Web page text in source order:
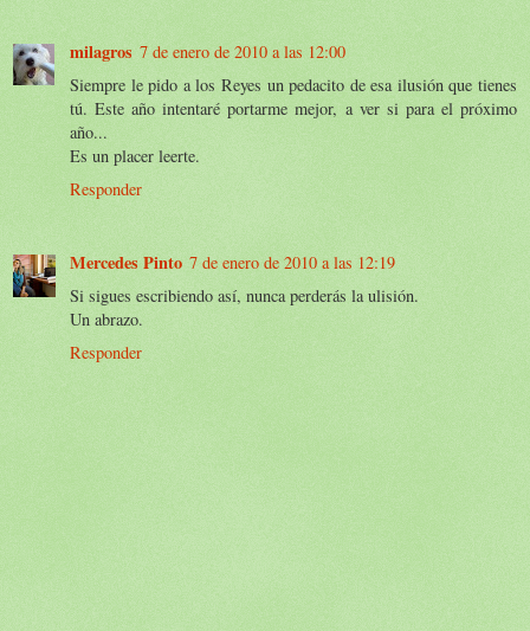
milagros 7 de enero de 2010 a las 12:00
Siempre le pido a los Reyes un pedacito de esa ilusión que tienes
tú. Este año intentaré portarme mejor, a ver si para el próximo
año...
Es un placer leerte.
Responder
Mercedes Pinto 7 de enero de 2010 a las 12:19
Si sigues escribiendo así, nunca perderás la ulisión.
Un abrazo.
Responder